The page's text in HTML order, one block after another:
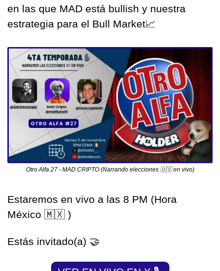
en las que MAD está bullish y nuestra
estrategia para el Bull Market📈
Otro Alfa 27 - MAD CRIPTO (Narrando elecciones 🇺🇸 en vivo)
Estaremos en vivo a las 8 PM (Hora
México 🇲🇽 )
Estás invitado(a) 🤝